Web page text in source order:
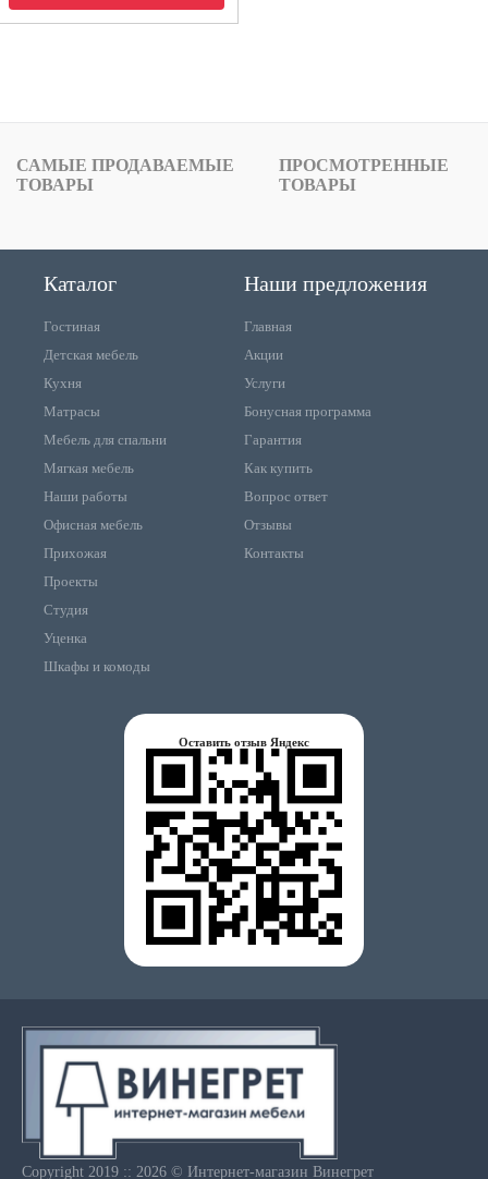
САМЫЕ ПРОДАВАЕМЫЕ
ТОВАРЫ
ПРОСМОТРЕННЫЕ
ТОВАРЫ
Каталог
Гостиная
Детская мебель
Кухня
Матрасы
Мебель для спальни
Мягкая мебель
Наши работы
Офисная мебель
Прихожая
Проекты
Студия
Уценка
Шкафы и комоды
Наши предложения
Главная
Акции
Услуги
Бонусная программа
Гарантия
Как купить
Вопрос ответ
Отзывы
Контакты
Оставить отзыв Яндекс
Copyright 2019 :: 2026 © Интернет-магазин Винегрет